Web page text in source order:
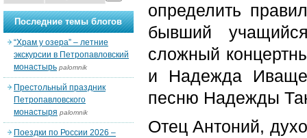
определить
бывший
сложный
и Надежда
песню Надежды
Отец Антоний,
Последние темы блогов
“Храм у озера” – летние
экскурсии в Петропавловский
монастырь palomnik
Престольный праздник
Петропавловского
монастыря palomnik
Поездки по России 2026 –